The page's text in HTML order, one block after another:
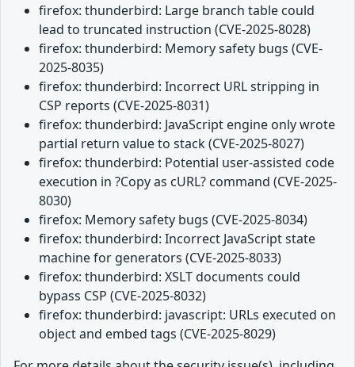
firefox: thunderbird: Large branch table could
lead to truncated instruction (CVE-2025-8028)
firefox: thunderbird: Memory safety bugs (CVE-
2025-8035)
firefox: thunderbird: Incorrect URL stripping in
CSP reports (CVE-2025-8031)
firefox: thunderbird: JavaScript engine only wrote
partial return value to stack (CVE-2025-8027)
firefox: thunderbird: Potential user-assisted code
execution in ?Copy as cURL? command (CVE-2025-
8030)
firefox: Memory safety bugs (CVE-2025-8034)
firefox: thunderbird: Incorrect JavaScript state
machine for generators (CVE-2025-8033)
firefox: thunderbird: XSLT documents could
bypass CSP (CVE-2025-8032)
firefox: thunderbird: javascript: URLs executed on
object and embed tags (CVE-2025-8029)